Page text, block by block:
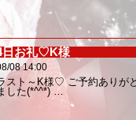
日お礼♡K様
08 14:00
スト～K様♡ ご予約ありが
した(*^^*) …